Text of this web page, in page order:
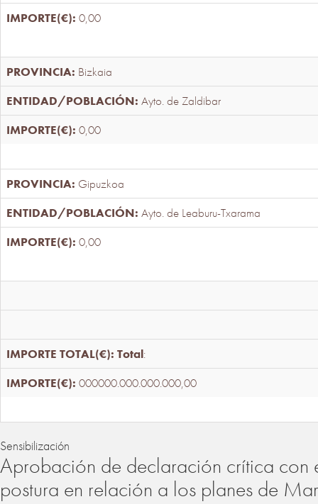
0,00
Bizkaia
Ayto. de Zaldibar
0,00
Gipuzkoa
Ayto. de Leaburu-Txarama
0,00
Total:
000000.000.000.000,00
Sensibilización
Aprobación de declaración crítica con
postura en relación a los planes de